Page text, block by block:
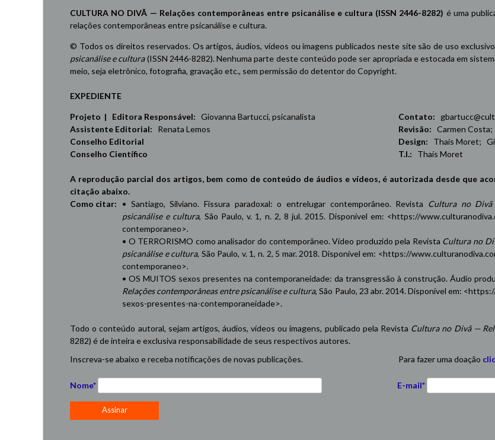
CULTURA NO DIVÃ — Relações contemporâneas entre psicanálise e cultura (ISSN 2446-8282) é uma
relações contemporâneas entre psicanálise e cultura.
© Todos os direitos reservados. Os artigos, áudios, vídeos ou imagens publicados neste site são de uso
psicanálise e cultura(ISSN 2446-8282). Nenhuma parte deste conteúdo pode ser apropriada e estocada em
meio, seja eletrônico, fotografia, gravação etc., sem permissão do detentor do Copyright.
EXPEDIENTE
Projeto | Editora Responsável: Giovanna Bartucci, psicanalista
Assistente Editorial: Renata Lemos
Conselho Editorial
Conselho Científico
Contato:
Revisão: Carmen Costa;
Design: Thaís Moret;
T.I.: Thaís Moret
A reprodução parcial dos artigos, bem como de conteúdo de áudios e vídeos, é autorizada desde que
citação abaixo.
Como citar:
• Santiago, Silviano. Fissura paradoxal: o entrelugar contemporâneo. Revista Cultura no Divã
psicanálise e cultura, São Paulo, v. 1, n. 2, 8 jul. 2015. Disponível em: <https://
contemporaneo>.
• O TERRORISMO como analisador do contemporâneo. Vídeo produzido pela Revista Cultura no
psicanálise e cultura, São Paulo, v. 1, n. 2, 5 mar. 2018. Disponível em: <https://
contemporaneo>.
• OS MUITOS sexos presentes na contemporaneidade: da transgressão à construção. Áudio
Relações contemporâneas entre psicanálise e cultura, São Paulo, 23 abr. 2014. Disponível em: <
sexos-presentes-na-contemporaneidade>.
Todo o conteúdo autoral, sejam artigos, áudios, vídeos ou imagens, publicado pela Revista Cultura no Divã —
8282) é de inteira e exclusiva responsabilidade de seus respectivos autores.
Inscreva-se abaixo e receba notificações de novas publicações.
Para fazer uma doação
Nome* E-mail*